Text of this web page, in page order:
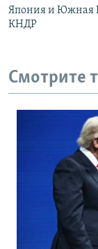
Япония и Южная
КНДР
Смотрите